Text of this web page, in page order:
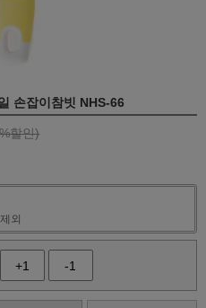
손잡이참빗 NHS-66
%할인)
외
+1 -1